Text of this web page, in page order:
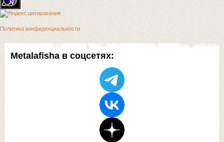
Metalafisha в соцсетях:
Политика конфиденциальности